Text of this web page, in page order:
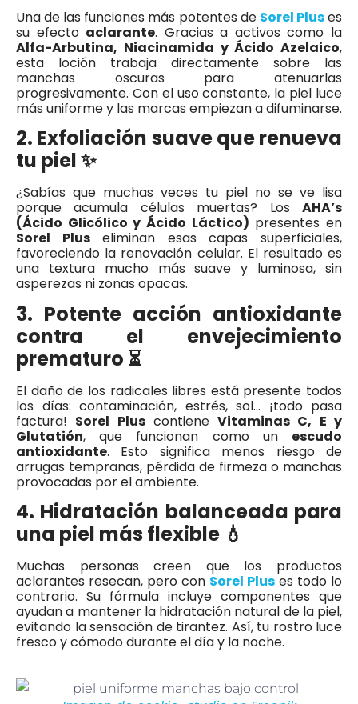
Una de las funciones más potentes de Sorel Pluses
su efecto aclarante. Gracias a activos como la
Alfa-Arbutina, Niacinamida y Ácido Azelaico,
esta loción trabaja directamente sobre las
manchas oscuras para atenuarlas
progresivamente. Con el uso constante, la piel luce
más uniforme y las marcas empiezan a difuminarse.
2. Exfoliación suave que renueva
tu piel ✨
¿Sabías que muchas veces tu piel no se ve lisa
porque acumula células muertas? Los AHA’s
(Ácido Glicólico y Ácido Láctico) presentes en
Sorel Pluseliminan esas capas superficiales,
favoreciendo la renovación celular. El resultado es
una textura mucho más suave y luminosa, sin
asperezas ni zonas opacas.
3. Potente acción antioxidante
contra el envejecimiento
prematuro ⏳
El daño de los radicales libres está presente todos
los días: contaminación, estrés, sol… ¡todo pasa
factura! Sorel PluscontieneVitaminas C, E y
Glutatión, que funcionan como un escudo
antioxidante. Esto significa menos riesgo de
arrugas tempranas, pérdida de firmeza o manchas
provocadas por el ambiente.
4. Hidratación balanceada para
una piel más flexible 💧
Muchas personas creen que los productos
aclarantes resecan, pero con Sorel Plus es todo lo
contrario. Su fórmula incluye componentes que
ayudan a mantener la hidratación natural de la piel,
evitando la sensación de tirantez. Así, tu rostro luce
fresco y cómodo durante el día y la noche.